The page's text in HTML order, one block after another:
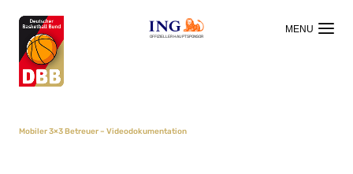
OFFIZIELLER HAUPTSPONSOR
Mobiler 3×3 Betreuer – Videodokumentation